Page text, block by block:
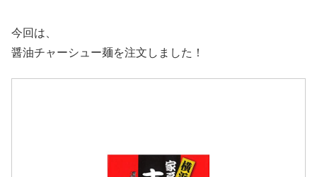
今回は、
醤油チャーシュー麺を注文しました！